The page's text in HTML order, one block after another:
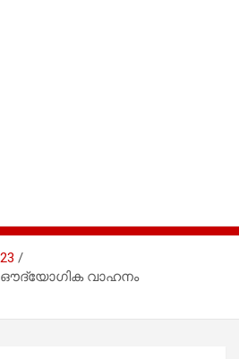
23
ഔദ്യോ​ഗിക വാഹനം